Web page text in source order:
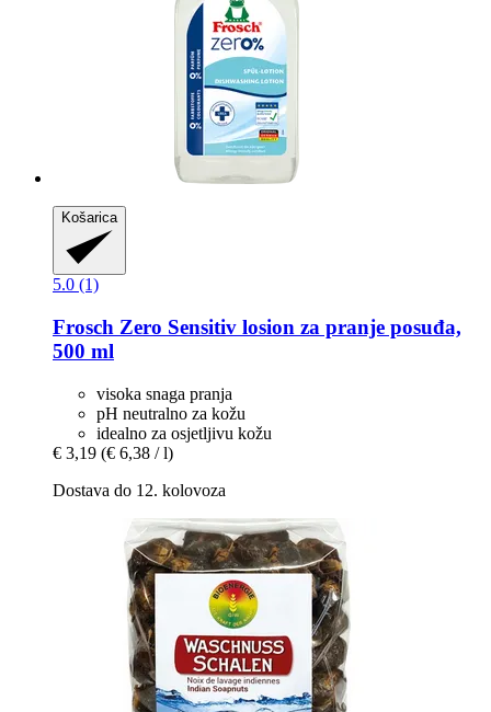
Košarica
5.0 (1)
Frosch Zero Sensitiv losion za pranje posuđa,
500 ml
visoka snaga pranja
pH neutralno za kožu
idealno za osjetljivu kožu
€ 3,19 (€ 6,38 / l)
Dostava do 12. kolovoza